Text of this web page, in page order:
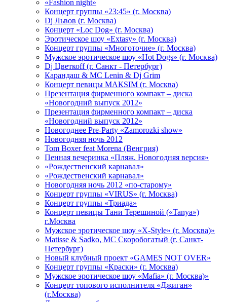
«Fashion night»
Концерт группы «23:45» (г. Москва)
Dj Львов (г. Москва)
Концерт «Loc Dog» (г. Москва)
Эротическое шоу «Extasy» (г. Москва)
Концерт группы «Многоточие» (г. Москва)
Мужское эротическое шоу «Hot Dogs» (г. Москва)
Dj Цветкоff (г. Санкт - Петербург)
Карандаш & МС Lenin & Dj Grim
Концерт певицы МАКSIМ (г. Москва)
Презентация фирменного компакт – диска
«Новогодний выпуск 2012»
Презентация фирменного компакт – диска
«Новогодний выпуск 2012»
Новогоднее Pre-Party «Zamorozki show»
Новогодняя ночь 2012
Tom Boxer feat Morena (Венгрия)
Пенная вечеринка «Пляж. Новогодняя версия»
«Рождественский карнавал»
«Рождественский карнавал»
Новогодняя ночь 2012 «по-старому»
Концерт группы «VIRUS» (г. Москва)
Концерт группы «Триада»
Концерт певицы Тани Терешиной («Tanya»)
г.Москва
Мужское эротическое шоу «X-Style» (г. Москва)»
Matissе & Sadko, MC Скоробогатый (г. Санкт-
Петербург)
Новый клубный проект «GAMES NOT OVER»
Концерт группы «Краски» (г. Москва)
Мужское эротическое шоу «Mafia» (г. Москва)»
Концерт топового исполнителя «Джиган»
(г.Москва)